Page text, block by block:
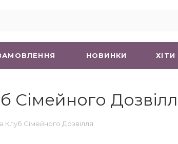
НОВИНКИ
Сімейного
Клуб Сімейного Дозвілля